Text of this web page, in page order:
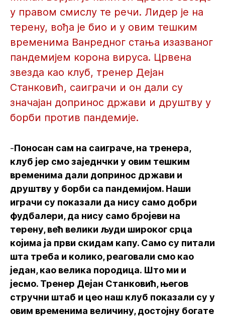
у правом смислу те речи. Лидер је на
терену, вођа је био и у овим тешким
временима Ванредног стања изазваног
пандемијем корона вируса. Црвена
звезда као клуб, тренер Дејан
Станковић, саиграчи и он дали су
значајан допринос држави и друштву у
борби против пандемије.
-Поносан сам на саиграче, на тренера,
клуб јер смо заједнчки у овим тешким
временима дали допринос држави и
друштву у борби са пандемијом. Наши
играчи су показали да нису само добри
фудбалери, да нису само бројеви на
терену, већ велики људи широког срца
којима ја први скидам капу. Само су питали
шта треба и колико, реаговали смо као
један, као велика породица. Што ми и
јесмо. Тренер Дејан Станковић, његов
стручни штаб и цео наш клуб показали су у
овим временима величину, достојну богате